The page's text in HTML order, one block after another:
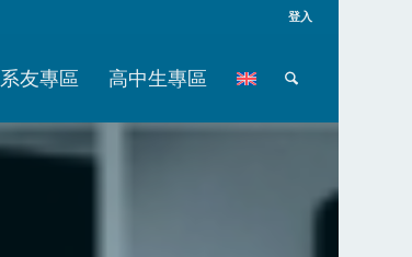
登入
系友專區 高中生專區